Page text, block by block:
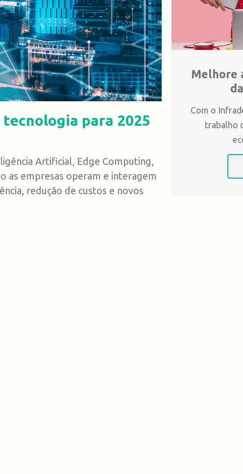
para 2025
Artificial, Edge Computing,
as empresas operam e interagem
redução de custos e novos
Melhore
Com o
trabalho